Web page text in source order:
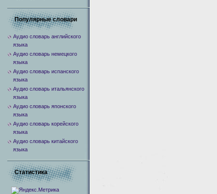
Популярные словари
Аудио словарь английского
языка
Аудио словарь немецкого
языка
Аудио словарь испанского
языка
Аудио словарь итальянского
языка
Аудио словарь японского
языка
Аудио словарь корейского
языка
Аудио словарь китайского
языка
Статистика